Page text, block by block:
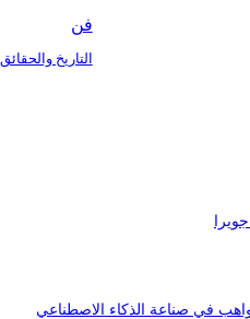
فن
التاريخ
في صناعة الذكاء الاصطناعي